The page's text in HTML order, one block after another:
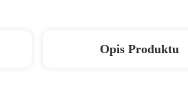
Opis Produktu